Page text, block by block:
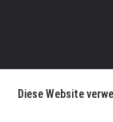
Diese Website